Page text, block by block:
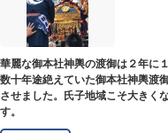
華麗な御本社神輿の渡御は２年に
数十年途絶えていた御本社神輿渡
させました。氏子地域こそ大きく
す。